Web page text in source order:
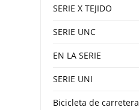
SERIE X TEJIDO
SERIE UNC
EN LA SERIE
SERIE UNI
Bicicleta de carretera